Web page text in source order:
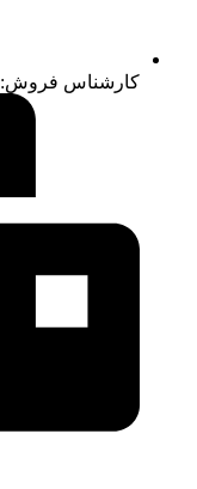
کارشناس فروش: 0۹۱۲۷۰۶۵۵۲۷